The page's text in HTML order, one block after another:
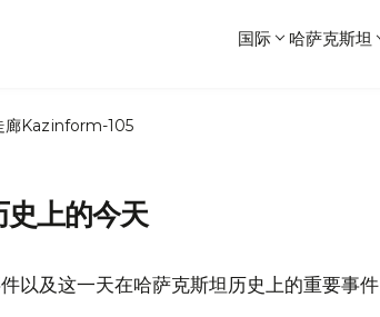
国际 哈萨克斯坦
廊Kazinform-105
史上的今天
以及这一天在哈萨克斯坦历史上的重要事件